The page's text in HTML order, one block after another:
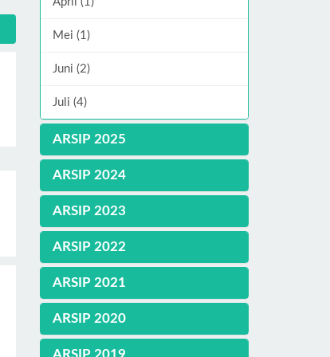
Mei (1)
Juni (2)
Juli (4)
ARSIP 2025
ARSIP 2024
ARSIP 2023
ARSIP 2022
ARSIP 2021
ARSIP 2020
ARSIP 2019